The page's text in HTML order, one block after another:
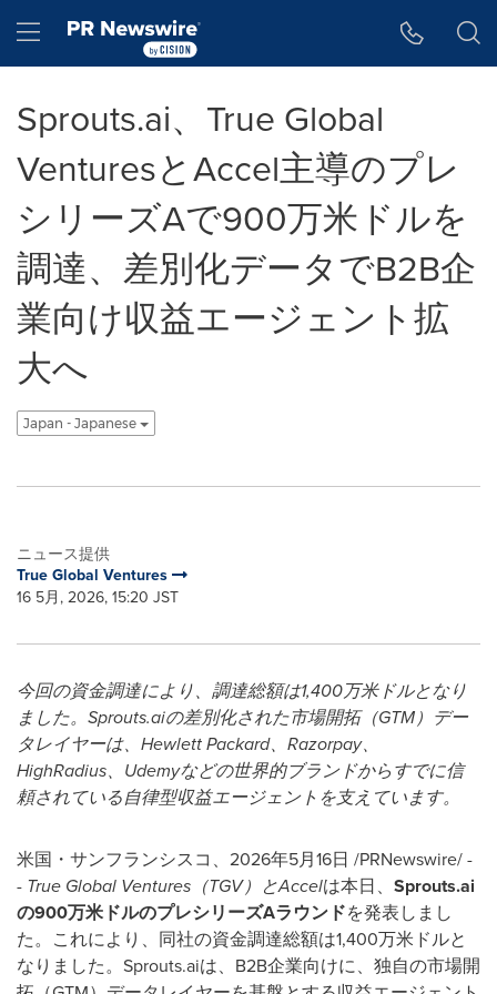
Hamburger menu
Sprouts.ai、True Global
VenturesとAccel主導のプレ
シリーズAで900万米ドルを
調達、差別化データでB2B企
業向け収益エージェント拡
大へ
Japan - Japanese
ニュース提供
True Global Ventures
16 5月, 2026, 15:20 JST
今回の資金調達により、調達総額は1,400万米ドルとなり
ました。Sprouts.aiの差別化された市場開拓（GTM）デー
タレイヤーは、Hewlett Packard、Razorpay、
HighRadius、Udemyなどの世界的ブランドからすでに信
頼されている自律型収益エージェントを支えています。
米国・サンフランシスコ、2026年5月16日 /PRNewswire/ -
- True Global Ventures（TGV）とAccelは本日、 Sprouts.ai
の900万米ドルのプレシリーズAラウンドを発表しまし
た。これにより、同社の資金調達総額は1,400万米ドルと
なりました。Sprouts.aiは、B2B企業向けに、独自の市場開